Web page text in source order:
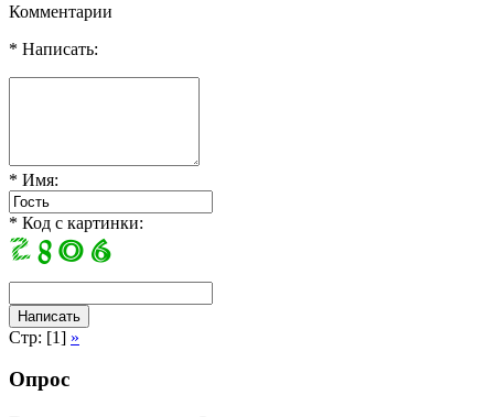
Комментарии
* Написать:
* Имя:
* Код с картинки:
Стр: [1] »
Опрос